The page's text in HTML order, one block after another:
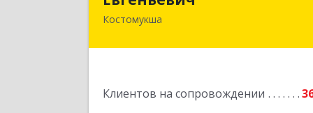
Костомукша
Клиентов на сопровождении